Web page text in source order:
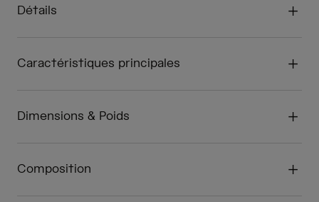
Détails
Caractéristiques principales
Dimensions & Poids
Composition